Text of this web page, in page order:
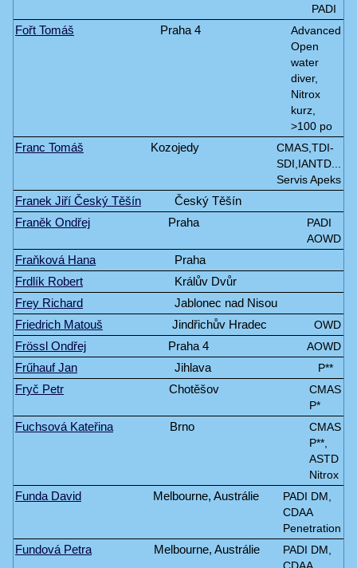
PADI
Fořt Tomáš Praha 4
Advanced
Open
water
diver,
Nitrox
kurz,
>100 po
Franc Tomáš Kozojedy
CMAS,TDI-
SDI,IANTD...
Servis Apeks
Franek Jiří Český Těšín
Český Těšín
Franěk Ondřej
Praha
PADI
AOWD
Fraňková Hana
Praha
Frdlík Robert
Králův Dvůr
Frey Richard
Jablonec nad Nisou
Friedrich Matouš
Jindřichův Hradec OWD
Frössl Ondřej Praha 4 AOWD
Frűhauf Jan Jihlava P**
Fryč Petr Chotěšov
CMAS
P*
Fuchsová Kateřina Brno
CMAS
P**,
ASTD
Nitrox
Funda David Melbourne, Austrálie
PADI DM,
CDAA
Penetration
Fundová Petra Melbourne, Austrálie
PADI DM,